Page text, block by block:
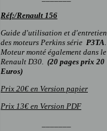
Réf:/Renault 156
Guide d'utilisation et d'entretien
des moteurs Perkins série P3TA.
Moteur monté également dans le
Renault D30. (20 pages prix 20
Euros)
Prix 20€ en Version papier
Prix 13€ en Version PDF